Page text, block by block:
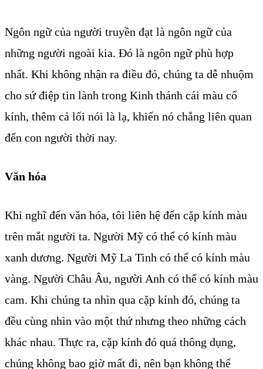
Ngôn ngữ của người truyền đạt là ngôn ngữ của
những người ngoài kia. Đó là ngôn ngữ phù hợp
nhất. Khi không nhận ra điều đó, chúng ta dễ nhuộm
cho sứ điệp tin lành trong Kinh thánh cái màu cổ
kính, thêm cả lối nói là lạ, khiến nó chẳng liên quan
đến con người thời nay.
Văn hóa
Khi nghĩ đến văn hóa, tôi liên hệ đến cặp kính màu
trên mắt người ta. Người Mỹ có thể có kính màu
xanh dương. Người Mỹ La Tinh có thể có kính màu
vàng. Người Châu Âu, người Anh có thể có kính màu
cam. Khi chúng ta nhìn qua cặp kính đó, chúng ta
đều cùng nhìn vào một thứ nhưng theo những cách
khác nhau. Thực ra, cặp kính đó quá thông dụng,
chúng không bao giờ mất đi, nên bạn không thể